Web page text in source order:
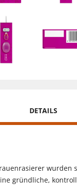
DETAILS
gründliche,